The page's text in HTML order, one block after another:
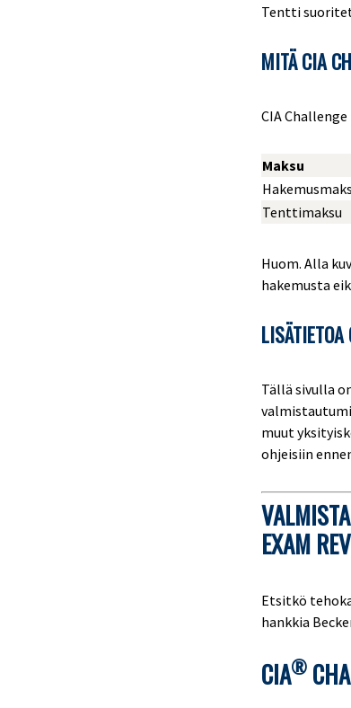
Tentti
MITÄ CIA
CIA
Maksu
Tenttimaksu
Huom. Alla
hakemusta
Tällä sivulla
muut
ohjeisiin
EXAM
Etsitkö
hankkia
CIA®